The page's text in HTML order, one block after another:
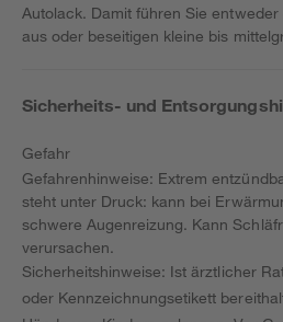
Autolack. Damit führen Sie
aus oder beseitigen kleine bis
Sicherheits- und
Gefahr
Gefahrenhinweise: Extrem
steht unter Druck: kann bei
schwere Augenreizung. Kann
verursachen.
Sicherheitshinweise: Ist ärztlicher
oder Kennzeichnungsetikett